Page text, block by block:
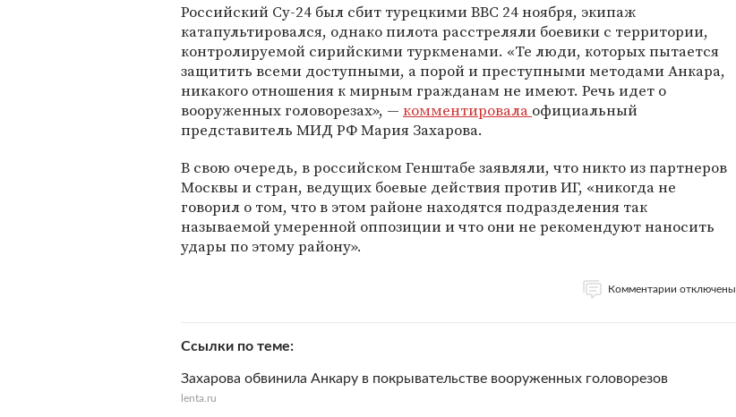
Российский Су-24 был сбит турецкими ВВС 24 ноября, экипаж
катапультировался, однако пилота расстреляли боевики с территории,
контролируемой сирийскими туркменами. «Те люди, которых пытается
защитить всеми доступными, а порой и преступными методами Анкара,
никакого отношения к мирным гражданам не имеют. Речь идет о
вооруженных головорезах», — комментировала официальный
представитель МИД РФ Мария Захарова.
В свою очередь, в российском Генштабе заявляли, что никто из партнеров
Москвы и стран, ведущих боевые действия против ИГ, «никогда не
говорил о том, что в этом районе находятся подразделения так
называемой умеренной оппозиции и что они не рекомендуют наносить
удары по этому району».
Комментарии отключены
Ссылки по теме
Захарова обвинила Анкару в покрывательстве вооруженных головорезов
lenta.ru